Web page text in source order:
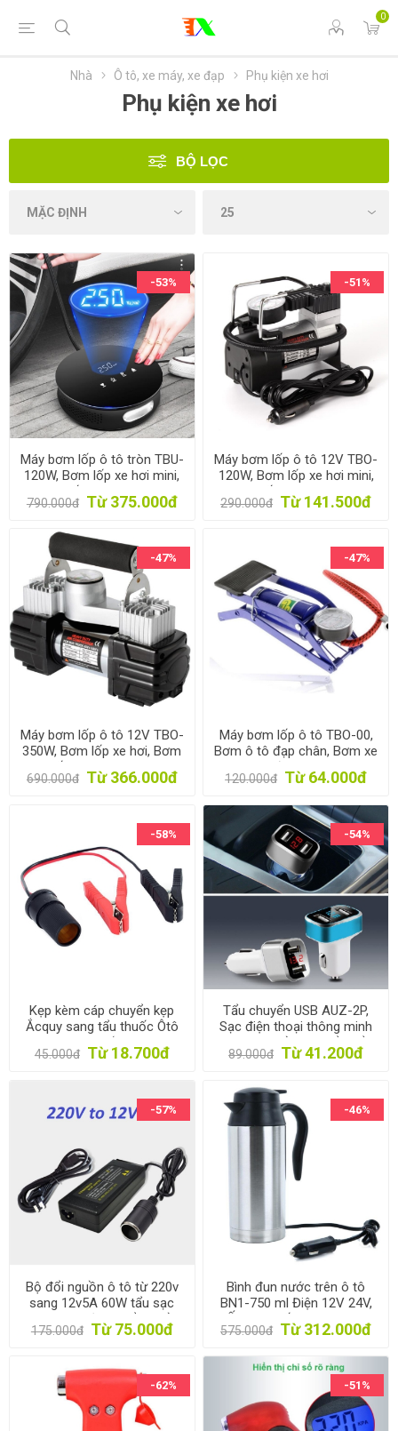
0
Nhà Ô tô, xe máy, xe đạp Phụ kiện xe hơi
Phụ kiện xe hơi
BỘ LỌC
-53%
Máy bơm lốp ô tô tròn TBU-
120W, Bơm lốp xe hơi mini,
Bơm lốp dự phòng, Air
Compressor
790.000đ Từ 375.000đ
-51%
Máy bơm lốp ô tô 12V TBO-
120W, Bơm lốp xe hơi mini,
Bơm lốp dự phòng, Air
Compressor
290.000đ Từ 141.500đ
-47%
Máy bơm lốp ô tô 12V TBO-
350W, Bơm lốp xe hơi, Bơm
lốp dự phòng, Air
Compressor
690.000đ Từ 366.000đ
-47%
Máy bơm lốp ô tô TBO-00,
Bơm ô tô đạp chân, Bơm xe
máy, xe đạp, Bơm bóng,
Bơm du lịch
120.000đ Từ 64.000đ
-58%
Kẹp kèm cáp chuyển kẹp
Ắcquy sang tẩu thuốc Ôtô
AZU-K40, Kẹp ắc quy sang
tẩu xe hơi dài 40cm
45.000đ Từ 18.700đ
-54%
Tẩu chuyển USB AUZ-2P,
Sạc điện thoại thông minh
trên ô tô, Đầu chuyển Tẩu
sạc sang USB xe hơi
89.000đ Từ 41.200đ
-57%
Bộ đổi nguồn ô tô từ 220v
sang 12v5A 60W tẩu sạc
AZU-N60, Bộ chuyển nguồn
xe hơi sang tẩu sạc
175.000đ Từ 75.000đ
-46%
Bình đun nước trên ô tô
BN1-750 ml Điện 12V 24V,
Ấm siêu tốc trên xe hơi,
Phích giữ nhiệt 2 lớp Inox
575.000đ Từ 312.000đ
-62% -51%